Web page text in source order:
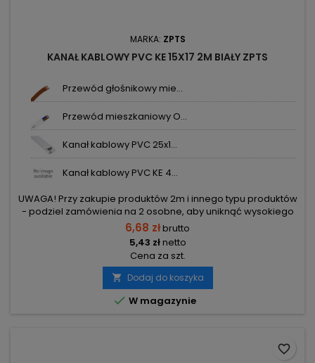
MARKA: ZPTS
KANAŁ KABLOWY PVC KE 15X17 2M BIAŁY ZPTS
Przewód głośnikowy mie...
Przewód mieszkaniowy O...
Kanał kablowy PVC 25x1...
Kanał kablowy PVC KE 4...
UWAGA! Przy zakupie produktów 2m i innego typu produktów
- podziel zamówienia na 2 osobne, aby uniknąć wysokiego
kosztu transportu! Zamów osobno produkty 2m i osobno inne
elementy.
6,68 złbrutto
5,43 złnetto
Cena za szt.
 Dodaj do koszyka
 W magazynie
favorite_border